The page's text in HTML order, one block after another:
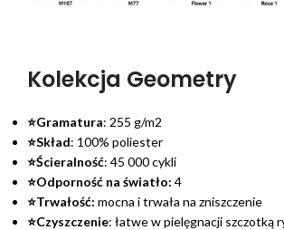
Kolekcja Geometry
⭐Gramatura: 255 g/m2
⭐Skład: 100% poliester
⭐Ścieralność: 45 000 cykli
⭐Odporność na światło: 4
⭐Trwałość: mocna i trwała na zniszczenie
⭐Czyszczenie: łatwe w pielęgnacji szczotką